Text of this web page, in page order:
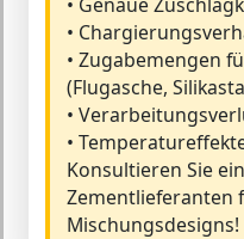
•
• Zugabemengen
(Flugasche,
•
•
Konsultieren Sie
Zementlieferanten
Mischungsdesigns!